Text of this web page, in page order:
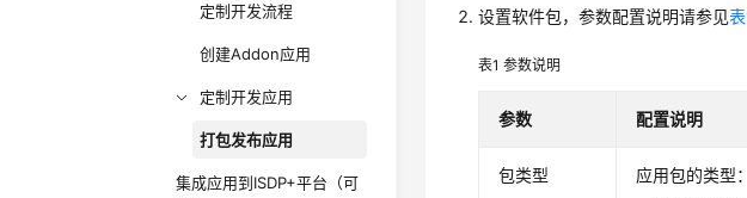
定制开发流程
创建Addon应用
定制开发应用
打包发布应用
集成应用到ISDP+平台（可
设置软件包，参数配置说明请参见表
表1参数说明
参数 配置说明
包类型
应用包的类型：